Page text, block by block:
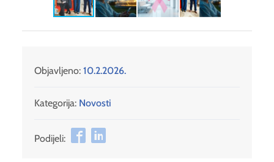
Objavljeno: 10.2.2026.
Kategorija: Novosti
Podijeli: